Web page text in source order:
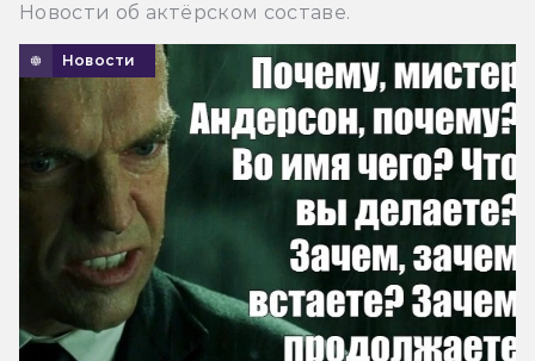
Новости об актёрском составе.
Новости